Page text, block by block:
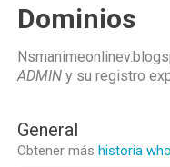
Dominios
ADMIN y su registro
General
Obtener más historia